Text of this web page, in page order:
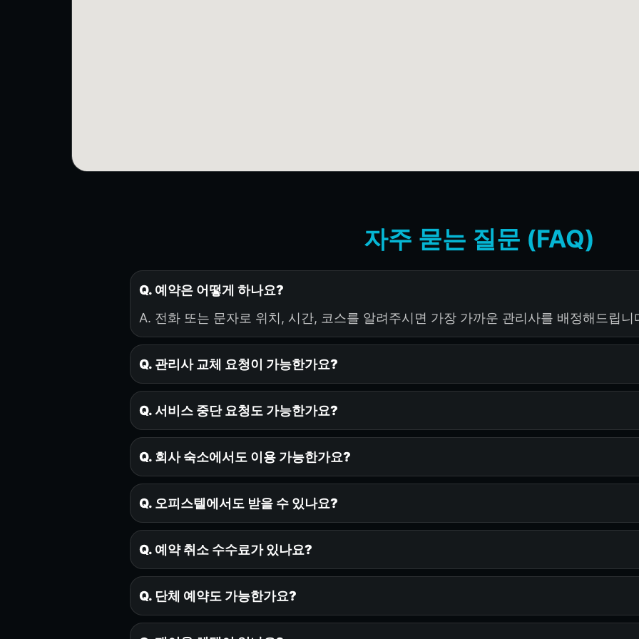
자주 묻는 질문 (FAQ)
Q. 예약은 어떻게 하나요?
A. 전화 또는 문자로 위치, 시간, 코스를 알려주시면 가장 가까운 관리사를 배정해드립니
Q. 관리사 교체 요청이 가능한가요?
Q. 서비스 중단 요청도 가능한가요?
Q. 회사 숙소에서도 이용 가능한가요?
Q. 오피스텔에서도 받을 수 있나요?
Q. 예약 취소 수수료가 있나요?
Q. 단체 예약도 가능한가요?